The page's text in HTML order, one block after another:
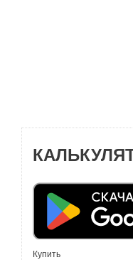
Купить